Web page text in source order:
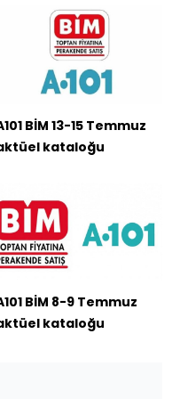
BİM 13-15 Temmuz
kataloğu
BİM 8-9 Temmuz
kataloğu